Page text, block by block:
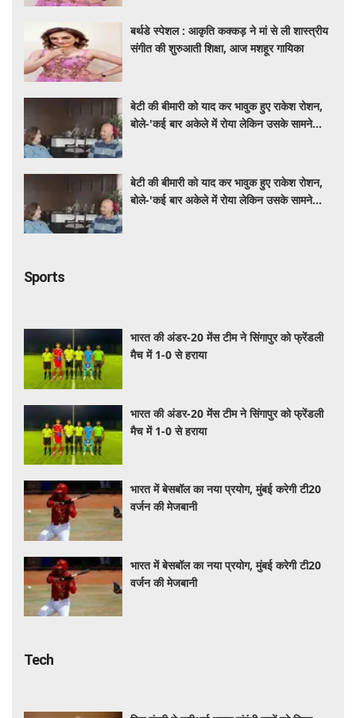
बर्थडे स्पेशल : आकृति कक्कड़ ने मां से ली शास्त्रीय
संगीत की शुरुआती शिक्षा, आज मशहूर गायिका
बेटी की बीमारी को याद कर भावुक हुए राकेश रोशन,
बोले-'कई बार अकेले में रोया लेकिन उसके सामने
बेटी की बीमारी को याद कर भावुक हुए राकेश रोशन,
बोले-'कई बार अकेले में रोया लेकिन उसके सामने
Sports
भारत की अंडर-20 मेंस टीम ने सिंगापुर को फ्रेंडली
मैच में 1-0 से हराया
भारत की अंडर-20 मेंस टीम ने सिंगापुर को फ्रेंडली
मैच में 1-0 से हराया
भारत में बेसबॉल का नया प्रयोग, मुंबई करेगी टी20
वर्जन की मेजबानी
भारत में बेसबॉल का नया प्रयोग, मुंबई करेगी टी20
वर्जन की मेजबानी
Tech